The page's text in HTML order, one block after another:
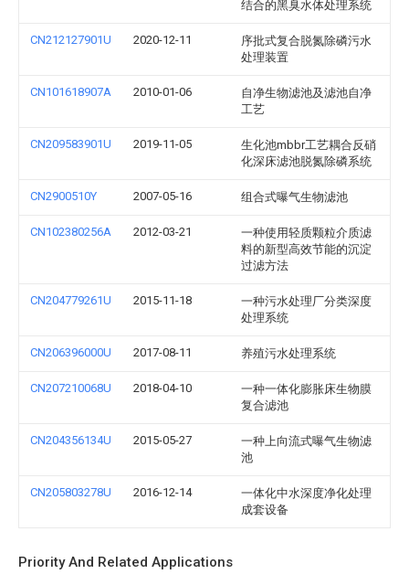
结合的黑臭水体处理系统
CN212127901U 2020-12-11
序批式复合脱氮除磷污水
处理装置
CN101618907A 2010-01-06
自净生物滤池及滤池自净
工艺
CN209583901U 2019-11-05
生化池mbbr工艺耦合反硝
化深床滤池脱氮除磷系统
CN2900510Y 2007-05-16 组合式曝气生物滤池
CN102380256A 2012-03-21
一种使用轻质颗粒介质滤
料的新型高效节能的沉淀
过滤方法
CN204779261U 2015-11-18
一种污水处理厂分类深度
处理系统
CN206396000U 2017-08-11 养殖污水处理系统
CN207210068U 2018-04-10
一种一体化膨胀床生物膜
复合滤池
CN204356134U 2015-05-27
一种上向流式曝气生物滤
池
CN205803278U 2016-12-14
一体化中水深度净化处理
成套设备
Priority And Related Applications